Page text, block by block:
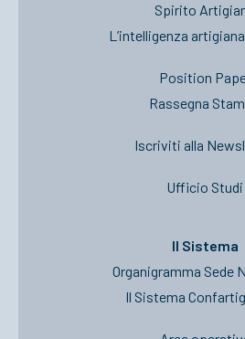
Spirito
L’intelligenza
Position
Rassegna
Iscriviti alla
Ufficio Studi
Il Sistema
Organigramma Sede
Il Sistema